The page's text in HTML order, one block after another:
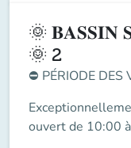
🌞 𝐁𝐀𝐒𝐒𝐈𝐍
🌞 2
⛔ PÉRIODE DES
ouvert de 10:00